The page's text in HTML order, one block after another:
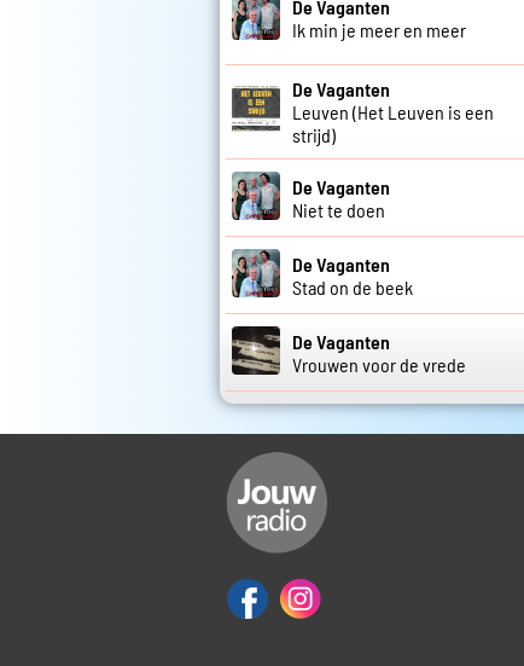
De Vaganten
Ik min je meer en meer
De Vaganten
Leuven (Het Leuven is een
strijd)
De Vaganten
Niet te doen
De Vaganten
Stad on de beek
De Vaganten
Vrouwen voor de vrede